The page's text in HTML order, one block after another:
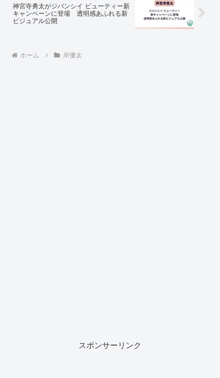
神宮寺勇太がジバンシイ ビューティー新
キャンペーンに登場 透明感あふれる新
ビジュアル公開
ホーム 岸優太
スポンサーリンク